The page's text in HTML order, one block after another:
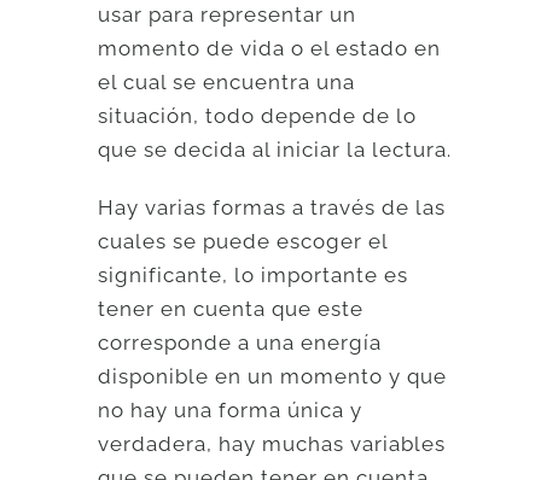
usar para representar un
momento de vida o el estado en
el cual se encuentra una
situación, todo depende de lo
que se decida al iniciar la lectura.
Hay varias formas a través de las
cuales se puede escoger el
significante, lo importante es
tener en cuenta que este
corresponde a una energía
disponible en un momento y que
no hay una forma única y
verdadera, hay muchas variables